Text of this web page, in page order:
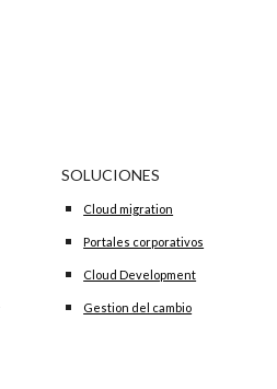
SOLUCIONES
Cloud migration
Portales corporativos
Cloud Development
Gestion del cambio